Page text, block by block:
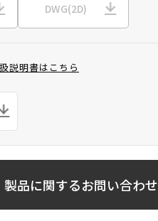
DWG(2D)
説明書はこちら
製品に関するお問い合わせ